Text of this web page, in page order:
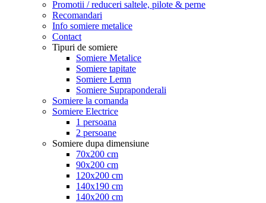
Promotii / reduceri saltele, pilote & perne
Recomandari
Info somiere metalice
Contact
Tipuri de somiere
Somiere Metalice
Somiere tapitate
Somiere Lemn
Somiere Supraponderali
Somiere la comanda
Somiere Electrice
1 persoana
2 persoane
Somiere dupa dimensiune
70x200 cm
90x200 cm
120x200 cm
140x190 cm
140x200 cm